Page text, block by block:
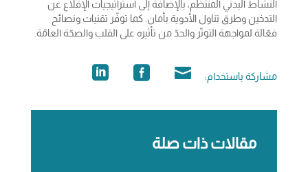
مقالات ذات صلة
النشاط البدني المنتظم، بالإضافة إلى استراتيجيات الإقلاع عن
التدخين وطرق تناول الأدوية بأمان. كما توفّر تقنيات ونصائح
فعّالة لمواجهة التوتّر والحدّ من تأثيره على القلب والصحّة العامّة.
مشاركة باستخدام: